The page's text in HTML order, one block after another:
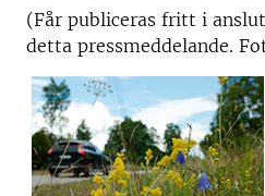
(Får publiceras fritt i
detta pressmeddelande.